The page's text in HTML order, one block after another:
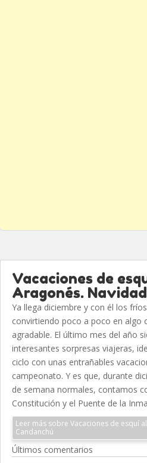
Vacaciones de
Aragonés.
Ya llega diciembre y con él los
convirtiendo poco a poco en algo
agradable. El último mes del año
interesantes sorpresas viajeras,
ciclo con unas entrañables
campeonato. Y es que, durante
de semana normales, contamos
Constitución y el Puente de la
Leer más sobre Vacaciones de esquí
Candanchú
Últimos comentarios